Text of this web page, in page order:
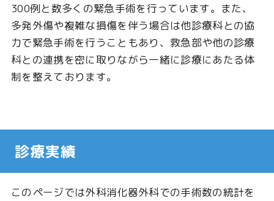
300例と数多くの緊急手術を行っています。また、
多発外傷や複雑な損傷を伴う場合は他診療科との協
力で緊急手術を行うこともあり、救急部や他の診療
科との連携を密に取りながら一緒に診療にあたる体
制を整えております。
診療実績
このページでは外科消化器外科での手術数の統計を